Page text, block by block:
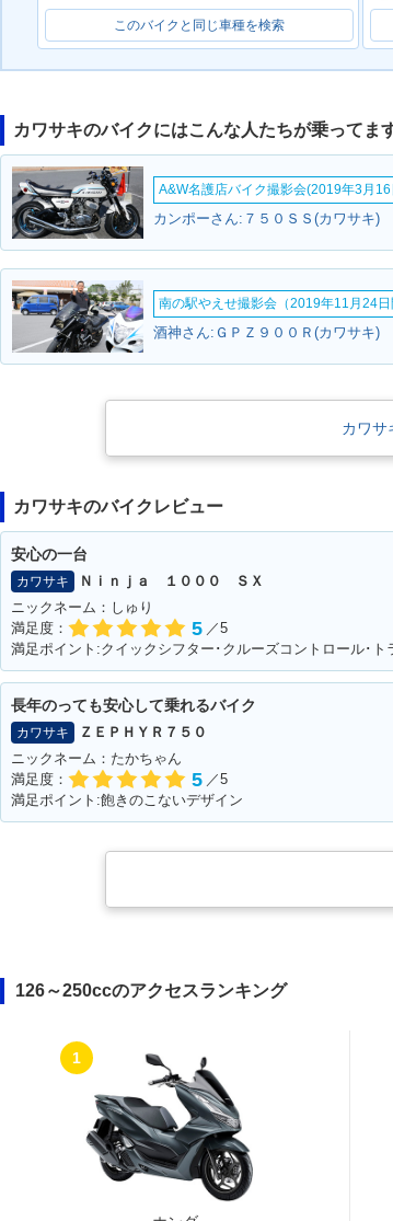
このバイクと同じ車種を検索
カワサキのバイクにはこんな人たちが乗ってま
A&W名護店バイク撮影会(2019年3月16
カンポーさん:７５０ＳＳ(カワサキ)
南の駅やえせ撮影会（2019年11月24日
酒神さん:ＧＰＺ９００Ｒ(カワサキ)
カワサ
カワサキのバイクレビュー
安心の一台
カワサキ
Ｎｉｎｊａ １０００ ＳＸ
ニックネーム：しゅり
満足度：
5 ／5
長年のっても安心して乗れるバイク
カワサキ
ＺＥＰＨＹＲ７５０
ニックネーム：たかちゃん
満足度：
5 ／5
満足ポイント:飽きのこないデザイン
126～250ccのアクセスランキング
1